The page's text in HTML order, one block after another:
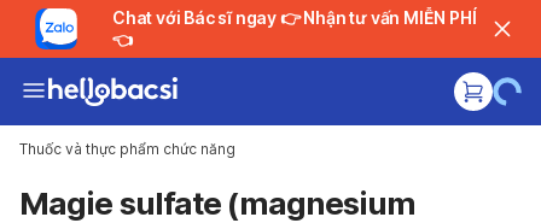
Chat với Bác sĩ ngay 👉 Nhận tư vấn MIỄN PHÍ
👈
Thuốc và thực phẩm chức năng
Magie sulfate (magnesium